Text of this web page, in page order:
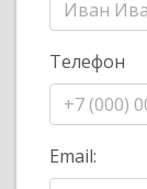
Телефон
Email: